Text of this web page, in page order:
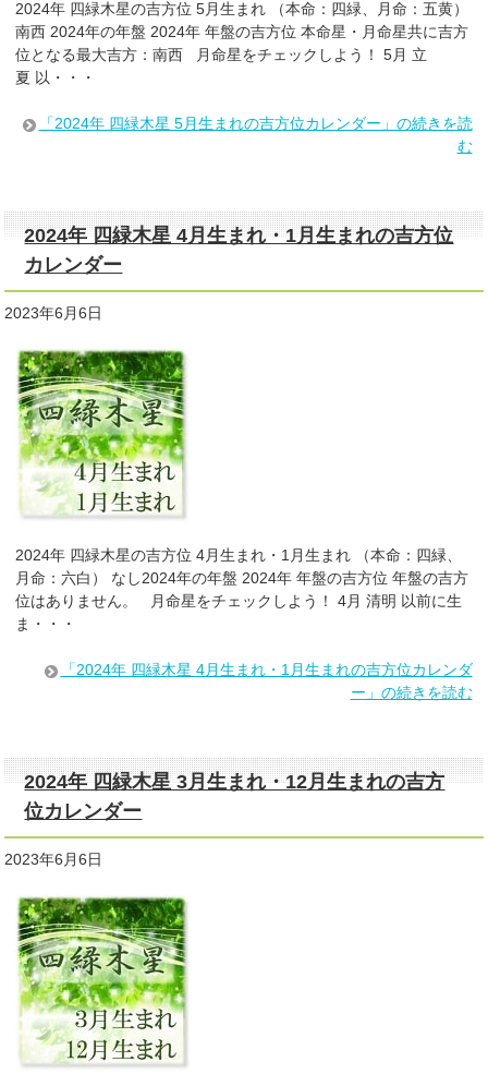
2024年 四緑木星の吉方位 5月生まれ （本命：四緑、月命：五黄）
南西 2024年の年盤 2024年 年盤の吉方位 本命星・月命星共に吉方
位となる最大吉方：南西 月命星をチェックしよう！ 5月 立
夏 以・・・
「2024年 四緑木星 5月生まれの吉方位カレンダー」の続きを読
む
2024年 四緑木星 4月生まれ・1月生まれの吉方位
カレンダー
2023年6月6日
2024年 四緑木星の吉方位 4月生まれ・1月生まれ （本命：四緑、
月命：六白） なし2024年の年盤 2024年 年盤の吉方位 年盤の吉方
位はありません。 月命星をチェックしよう！ 4月 清明 以前に生
ま・・・
「2024年 四緑木星 4月生まれ・1月生まれの吉方位カレンダ
ー」の続きを読む
2024年 四緑木星 3月生まれ・12月生まれの吉方
位カレンダー
2023年6月6日